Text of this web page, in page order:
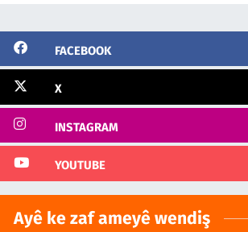
FACEBOOK
X
INSTAGRAM
YOUTUBE
Ayê ke zaf ameyê wendiş